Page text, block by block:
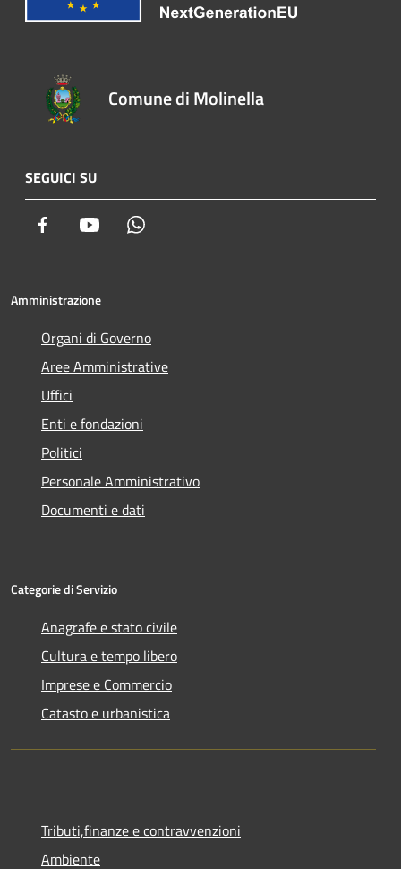
Comune di Molinella
SEGUICI SU
Facebook Youtube
Amministrazione
Organi di Governo
Aree Amministrative
Uffici
Enti e fondazioni
Politici
Personale Amministrativo
Documenti e dati
Categorie di Servizio
Anagrafe e stato civile
Cultura e tempo libero
Imprese e Commercio
Catasto e urbanistica
Tributi,finanze e contravvenzioni
Ambiente